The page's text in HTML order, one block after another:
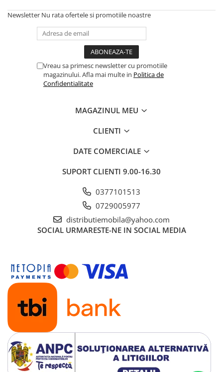
Newsletter Nu rata ofertele si promotiile noastre
Vreau sa primesc newsletter cu promotiile
magazinului. Afla mai multe in Politica de
Confidentialitate
MAGAZINUL MEU
CLIENTI
DATE COMERCIALE
SUPORT CLIENTI 9.00-16.30
0377101513
0729005977
distributiemobila@yahoo.com
SOCIAL URMARESTE-NE IN SOCIAL MEDIA